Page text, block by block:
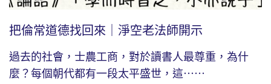
把倫常道德找回來｜淨空老法師開示
過去的社會，士農工商，對於讀書人最尊重，為什
麼？每個朝代都有一段太平盛世，這⋯⋯